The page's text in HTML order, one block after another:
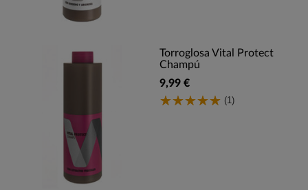
Torroglosa Vital Protect
Champú
9,99 €
(1)